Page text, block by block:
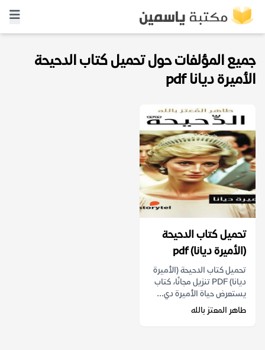
جميع المؤلفات حول تحميل كتاب الدحيحة
الأميرة ديانا pdf
تحميل كتاب الدحيحة
(الأميرة ديانا) pdf
تحميل كتاب الدحيحة (الأميرة
ديانا) PDF تنزيل مجانًا، كتاب
يستعرض حياة الأميرة دي...
طاهر المعتز بالله